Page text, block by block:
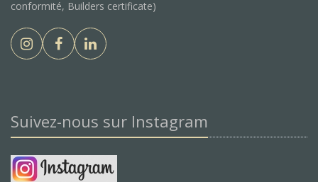
conformité, Builders certificate)
Suivez-nous sur Instagram